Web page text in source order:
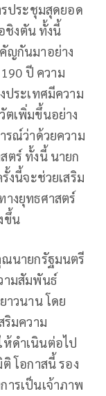
รประชุมสุดยอด
ชิงตัน ทั้งนี้
ญกันมาอย่าง
ปี ความ
ประเทศมีความ
ตเพิ่มขึ้นอย่าง
รณ์ว่าด้วยความ
ตร์ ทั้งนี้ นายก
งนี้จะช่วยเสริม
งยุทธศาสตร์
ขึ้น
นายกรัฐมนตรี
ามสัมพันธ์
าวนาน โดย
ริมความ
ดำเนินต่อไป
โอกาสนี้ รอง
รเป็นเจ้าภาพ